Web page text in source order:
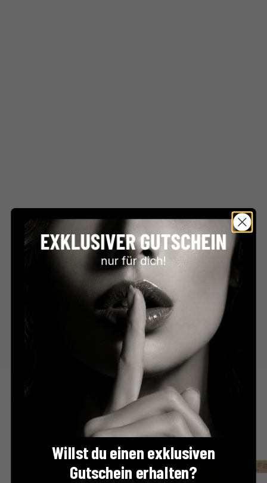
Der perfekte Apéro
Willst du einen exklusiven
Gutschein erhalten?